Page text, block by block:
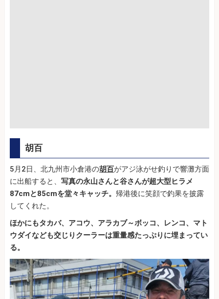
胡百
5月2日、北九州市小倉港の胡百がアジ泳がせ釣りで響灘方面
に出船すると、 写真の永山さんと谷さんが超大型ヒラメ
87cmと85cmを堂々キャッチ。 帰港後に笑顔で釣果を披露
してくれた。
ほかにもタカバ、アコウ、アラカブ～ボッコ、レンコ、マト
ウダイなども交じりクーラーは重量感たっぷりに埋まってい
る。